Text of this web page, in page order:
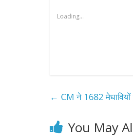
Loading...
← CM ने 1682 मेधावियों
You May